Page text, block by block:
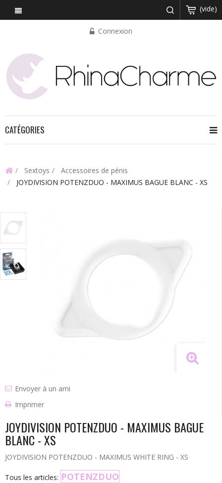
(vide)
Connexion
CATÉGORIES
Sextoys
Accessoires de pénis
JOYDIVISION POTENZDUO - MAXIMUS BAGUE BLANC - XS
Envoyer à un ami
Imprimer
JOYDIVISION POTENZDUO - MAXIMUS BAGUE
BLANC - XS
JOYDIVISION POTENZDUO - MAXIMUS WHITE RING - XS
Tous les articles: POTENZDUO